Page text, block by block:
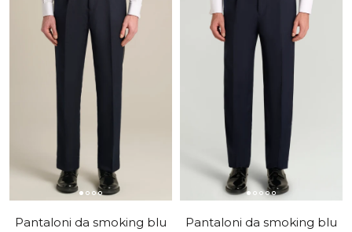
Pantaloni da smoking blu
Pantaloni da smoking blu